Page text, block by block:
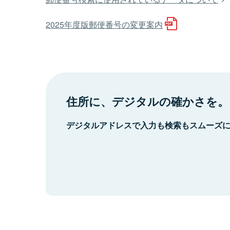
2025年度版郵便番号の変更案内
住所に、デジタルの確かさを。
デジタルアドレスで入力も検索もスムーズ